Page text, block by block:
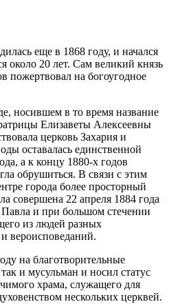
еще в 1868 году, и начался
около 20 лет. Сам великий князь
пожертвовал на богоугодное
носившем в то время название
Елизаветы Алексеевны
церковь Захария и
оставалась единственной
а к концу 1880-х годов
обрушиться. В связи с этим
города более просторный
совершена 22 апреля 1884 года
Павла и при большом стечении
из людей разных
вероисповеданий.
на благотворительные
и мусульман и носил статус
храма, служащего для
нескольких церквей.